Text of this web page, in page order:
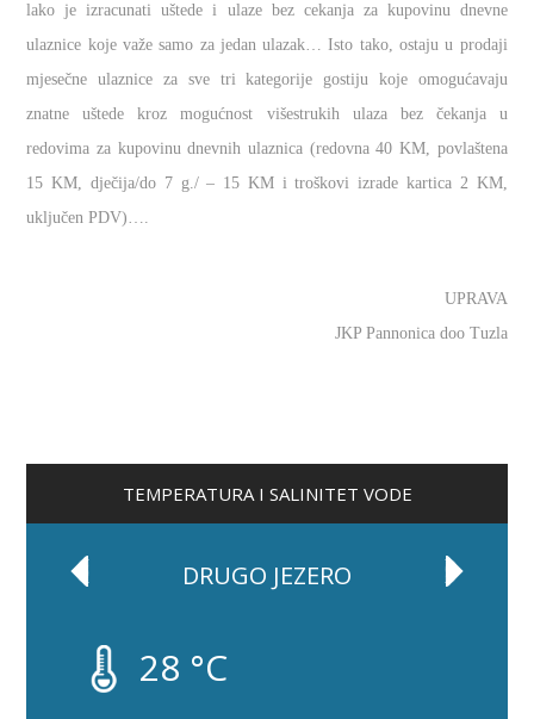
lako je izracunati uštede i ulaze bez cekanja za kupovinu dnevne
ulaznice koje važe samo za jedan ulazak… Isto tako, ostaju u prodaji
mjesečne ulaznice za sve tri kategorije gostiju koje omogućavaju
znatne uštede kroz mogućnost višestrukih ulaza bez čekanja u
redovima za kupovinu dnevnih ulaznica (redovna 40 KM, povlaštena
15 KM, dječija/do 7 g./ – 15 KM i troškovi izrade kartica 2 KM,
uključen PDV)….
UPRAVA
JKP Pannonica doo Tuzla
TEMPERATURA I SALINITET VODE
DRUGO JEZERO
28 °C